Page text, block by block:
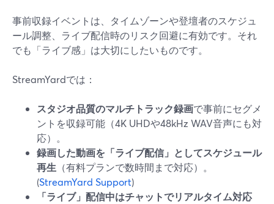
事前収録イベントは、タイムゾーンや登壇者のスケジュ
ール調整、ライブ配信時のリスク回避に有効です。それ
でも「ライブ感」は大切にしたいものです。
StreamYardでは：
スタジオ品質のマルチトラック録画で事前にセグメ
ントを収録可能（4K UHDや48kHz WAV音声にも対
応）。
録画した動画を「ライブ配信」としてスケジュール
再生 （有料プランで数時間まで対応）。
(StreamYard Support)
「ライブ」配信中はチャットでリアルタイム対応